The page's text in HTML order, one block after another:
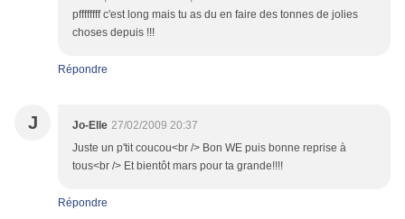
pffffffff c'est long mais tu as du en faire des tonnes de jolies
choses depuis !!!
Répondre
J Jo-Elle 27/02/2009 20:37
Juste un p'tit coucou<br /> Bon WE puis bonne reprise à
tous<br /> Et bientôt mars pour ta grande!!!!
Répondre